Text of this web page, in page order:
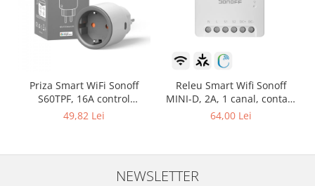
Priza Smart WiFi Sonoff
S60TPF, 16A control
Smartphone
49,82 Lei
Releu Smart Wifi Sonoff
MINI-D, 2A, 1 canal, contact
uscat AC-DC, Matter
64,00 Lei
NEWSLETTER